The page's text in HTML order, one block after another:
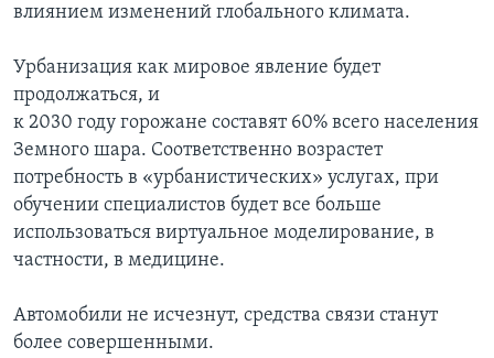
влиянием изменений глобального климата.
Урбанизация как мировое явление будет
продолжаться, и
к 2030 году горожане составят 60% всего населения
Земного шара. Соответственно возрастет
потребность в «урбанистических» услугах, при
обучении специалистов будет все больше
использоваться виртуальное моделирование, в
частности, в медицине.
Автомобили не исчезнут, средства связи станут
более совершенными.